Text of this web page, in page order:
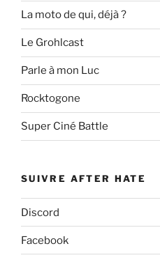
La moto de qui, déjà ?
Le Grohlcast
Parle à mon Luc
Rocktogone
Super Ciné Battle
SUIVRE AFTER HATE
Discord
Facebook